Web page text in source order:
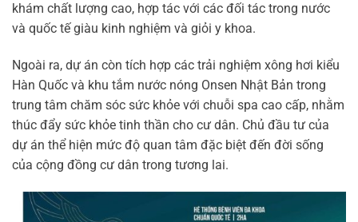
khám chất lượng cao, hợp tác với các đối tác trong nước
và quốc tế giàu kinh nghiệm và giỏi y khoa.
Ngoài ra, dự án còn tích hợp các trải nghiệm xông hơi kiểu
Hàn Quốc và khu tắm nước nóng Onsen Nhật Bản trong
trung tâm chăm sóc sức khỏe với chuỗi spa cao cấp, nhằm
thúc đẩy sức khỏe tinh thần cho cư dân. Chủ đầu tư của
dự án thể hiện mức độ quan tâm đặc biệt đến đời sống
của cộng đồng cư dân trong tương lai.